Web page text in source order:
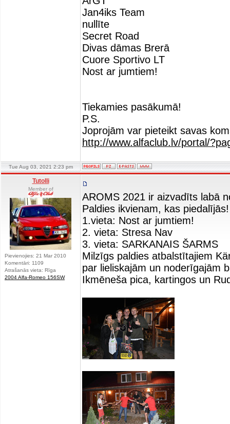
Jan4iks Team
nullīte
Secret Road
Divas dāmas Brerā
Cuore Sportivo LT
Nost ar jumtiem!
Tiekamies pasākumā!
P.S.
Joprojām var pieteikt savas
http://www.alfaclub.lv/portal/
Tue Aug 03, 2021 2:23 pm
Tutolli
Member of
Pievienojies: 21 Mar 2010
Komentāri: 1109
Atrašanās vieta: Rīga
2004 Alfa-Romeo 156SW
AROMS 2021 ir aizvadīts labā
Paldies ikvienam, kas
1.vieta: Nost ar jumtiem!
2. vieta: Stresa Nav
3. vieta: SARKANAIS ŠARMS
Milzīgs paldies atbalstītajiem
par lieliskajām un noderīgajām
Ikmēneša pica, kartingos un